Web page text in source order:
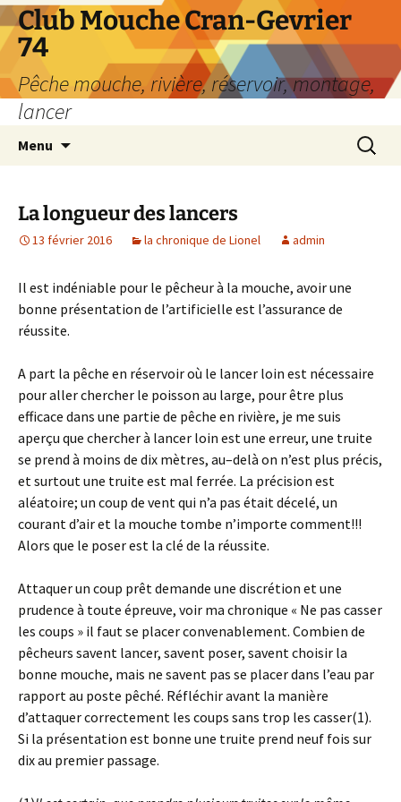
Aller
au
contenu
Club Mouche Cran-Gevrier
74
Pêche mouche, rivière, réservoir, montage,
lancer
Menu
La longueur des lancers
13 février 2016 la chronique de Lionel admin
Il est indéniable pour le pêcheur à la mouche, avoir une
bonne présentation de l’artificielle est l’assurance de
réussite.
A part la pêche en réservoir où le lancer loin est nécessaire
pour aller chercher le poisson au large, pour être plus
efficace dans une partie de pêche en rivière, je me suis
aperçu que chercher à lancer loin est une erreur, une truite
se prend à moins de dix mètres, au–delà on n’est plus précis,
et surtout une truite est mal ferrée. La précision est
aléatoire; un coup de vent qui n’a pas était décelé, un
courant d’air et la mouche tombe n’importe comment!!!
Alors que le poser est la clé de la réussite.
Attaquer un coup prêt demande une discrétion et une
prudence à toute épreuve, voir ma chronique « Ne pas casser
les coups » il faut se placer convenablement. Combien de
pêcheurs savent lancer, savent poser, savent choisir la
bonne mouche, mais ne savent pas se placer dans l’eau par
rapport au poste pêché. Réfléchir avant la manière
d’attaquer correctement les coups sans trop les casser(1).
Si la présentation est bonne une truite prend neuf fois sur
dix au premier passage.